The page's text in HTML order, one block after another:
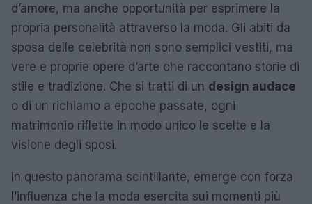
d’amore, ma anche opportunità per esprimere la
propria personalità attraverso la moda. Gli abiti da
sposa delle celebrità non sono semplici vestiti, ma
vere e proprie opere d’arte che raccontano storie di
stile e tradizione. Che si tratti di un design audace
o di un richiamo a epoche passate, ogni
matrimonio riflette in modo unico le scelte e la
visione degli sposi.
In questo panorama scintillante, emerge con forza
l’influenza che la moda esercita sui momenti più